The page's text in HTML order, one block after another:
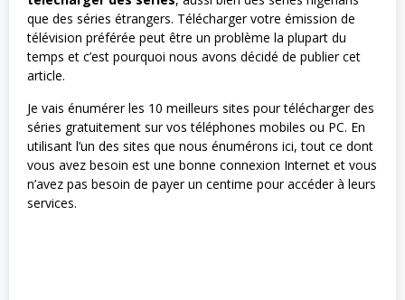
que des séries étrangers. Télécharger votre émission de
télévision préférée peut être un problème la plupart du
temps et c’est pourquoi nous avons décidé de publier cet
article.
Je vais énumérer les 10 meilleurs sites pour télécharger des
séries gratuitement sur vos téléphones mobiles ou PC. En
utilisant l’un des sites que nous énumérons ici, tout ce dont
vous avez besoin est une bonne connexion Internet et vous
n’avez pas besoin de payer un centime pour accéder à leurs
services.